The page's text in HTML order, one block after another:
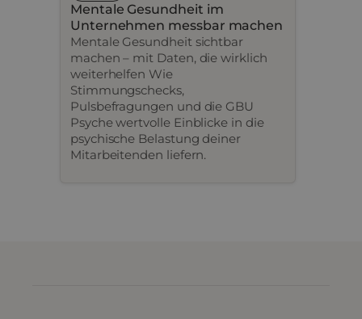
Mentale Gesundheit im
Unternehmen messbar machen
Mentale Gesundheit sichtbar
machen – mit Daten, die wirklich
weiterhelfen Wie
Stimmungschecks,
Pulsbefragungen und die GBU
Psyche wertvolle Einblicke in die
psychische Belastung deiner
Mitarbeitenden liefern.